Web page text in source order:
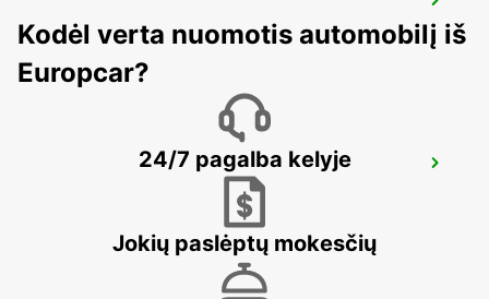
ZALAEGERSZEG - HUNGARY
LJUBLJANA AIRPORT
ZGORNJI BRNIK AERODROM - SLOVENIA
Kodėl verta nuomotis automobilį iš
Europcar?
24/7 pagalba kelyje
Jokių paslėptų mokesčių